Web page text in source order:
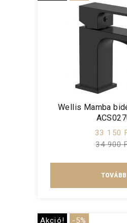
Wellis Mamba
33 150
34 900
TOVÁBB
Akció! -5%